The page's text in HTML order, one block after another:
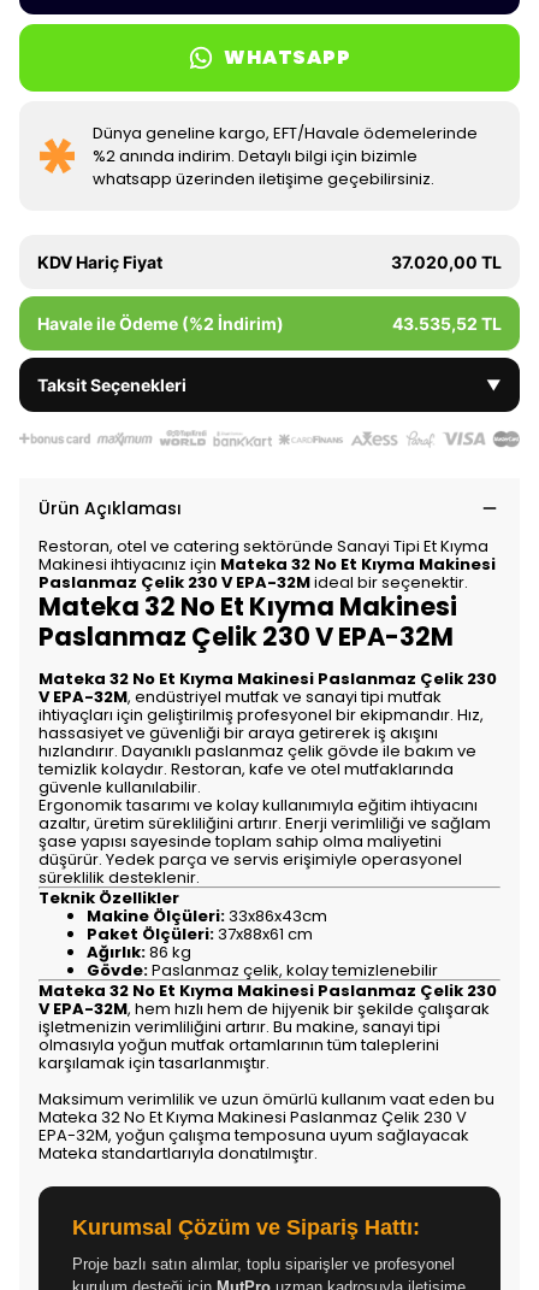
WHATSAPP
Dünya geneline kargo, EFT/Havale ödemelerinde
%2 anında indirim. Detaylı bilgi için bizimle
whatsapp üzerinden iletişime geçebilirsiniz.
KDV Hariç Fiyat 37.020,00 TL
Havale ile Ödeme (%2 İndirim) 43.535,52 TL
Taksit Seçenekleri ▼
Ürün Açıklaması
Restoran, otel ve catering sektöründe Sanayi Tipi Et Kıyma
Makinesi ihtiyacınız için Mateka 32 No Et Kıyma Makinesi
Paslanmaz Çelik 230 V EPA-32Mideal bir seçenektir.
Mateka 32 No Et Kıyma Makinesi
Paslanmaz Çelik 230 V EPA-32M
Mateka 32 No Et Kıyma Makinesi Paslanmaz Çelik 230
V EPA-32M, endüstriyel mutfak ve sanayi tipi mutfak
ihtiyaçları için geliştirilmiş profesyonel bir ekipmandır. Hız,
hassasiyet ve güvenliği bir araya getirerek iş akışını
hızlandırır. Dayanıklı paslanmaz çelik gövde ile bakım ve
temizlik kolaydır. Restoran, kafe ve otel mutfaklarında
güvenle kullanılabilir.
Ergonomik tasarımı ve kolay kullanımıyla eğitim ihtiyacını
azaltır, üretim sürekliliğini artırır. Enerji verimliliği ve sağlam
şase yapısı sayesinde toplam sahip olma maliyetini
düşürür. Yedek parça ve servis erişimiyle operasyonel
süreklilik desteklenir.
Teknik Özellikler
Makine Ölçüleri:33x86x43cm
Paket Ölçüleri:37x88x61 cm
Ağırlık:86 kg
Gövde:Paslanmaz çelik, kolay temizlenebilir
Mateka 32 No Et Kıyma Makinesi Paslanmaz Çelik 230
V EPA-32M, hem hızlı hem de hijyenik bir şekilde çalışarak
işletmenizin verimliliğini artırır. Bu makine, sanayi tipi
olmasıyla yoğun mutfak ortamlarının tüm taleplerini
karşılamak için tasarlanmıştır.
Maksimum verimlilik ve uzun ömürlü kullanım vaat eden bu
Mateka 32 No Et Kıyma Makinesi Paslanmaz Çelik 230 V
EPA-32M, yoğun çalışma temposuna uyum sağlayacak
Mateka standartlarıyla donatılmıştır.
Kurumsal Çözüm ve Sipariş Hattı:
Proje bazlı satın alımlar, toplu siparişler ve profesyonel